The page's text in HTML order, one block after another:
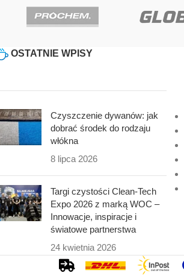
OSTATNIE WPISY
Czyszczenie dywanów: jak
dobrać środek do rodzaju
włókna
8 lipca 2026
Targi czystości Clean-Tech
Expo 2026 z marką WOC –
Innowacje, inspiracje i
światowe partnerstwa
24 kwietnia 2026